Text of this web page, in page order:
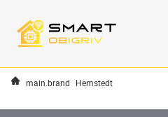
main.brand Hemstedt